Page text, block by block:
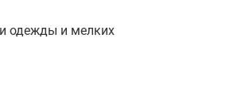
одежды и мелких